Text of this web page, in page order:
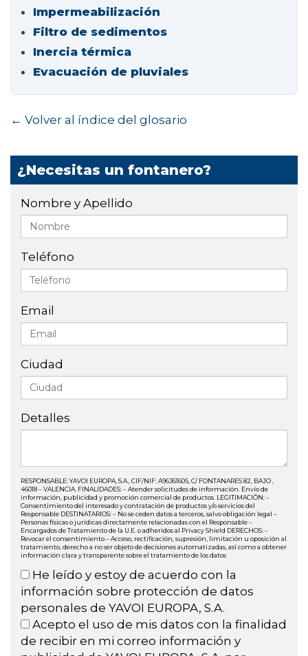
Impermeabilización
Filtro de sedimentos
Inercia térmica
Evacuación de pluviales
← Volver al índice del glosario
¿Necesitas un fontanero?
Nombre y Apellido
Teléfono
Email
Ciudad
Detalles
RESPONSABLE: YAVOI EUROPA, S.A., CIF/NIF: A96361605, C/ FONTANARES 82, BAJO ,
46018 – VALENCIA. FINALIDADES: – Atender solicitudes de información. Envío de
información, publicidad y promoción comercial de productos. LEGITIMACIÓN: –
Consentimiento del interesado y contratación de productos y/o servicios del
Responsable DESTINATARIOS: – No se ceden datos a terceros, salvo obligación legal –
Personas físicas o jurídicas directamente relacionadas con el Responsable –
Encargados de Tratamiento de la U.E. o adheridos al Privacy Shield DERECHOS: –
Revocar el consentimiento – Acceso, rectificación, supresión, limitación u oposición al
tratamiento, derecho a no ser objeto de decisiones automatizadas, así como a obtener
información clara y transparente sobre el tratamiento de los datos
He leído y estoy de acuerdo con la
información sobre protección de datos
personales de YAVOI EUROPA, S.A.
Acepto el uso de mis datos con la finalidad
de recibir en mi correo información y